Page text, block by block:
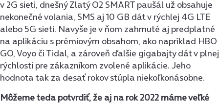
v 2G sieti, dnešný Zlatý O2 SMART paušál už obsahuje
nekonečné volania, SMS aj 10 GB dát v rýchlej 4G LTE
alebo 5G sieti. Navyše je v ňom zahrnuté aj predplatné
na aplikáciu s prémiovým obsahom, ako napríklad HBO
GO, Voyo či Tidal, a zároveň ďalšie gigabajty dát v plnej
rýchlosti pre zákazníkom zvolené aplikácie. Jeho
hodnota tak za desať rokov stúpla niekoľkonásobne.
Môžeme teda potvrdiť, že aj na rok 2022 máme veľké